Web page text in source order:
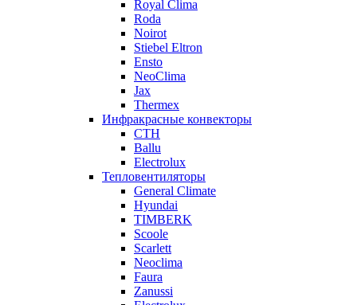
Royal Clima
Roda
Noirot
Stiebel Eltron
Ensto
NeoClima
Jax
Thermex
Инфракрасные конвекторы
CTH
Ballu
Electrolux
Тепловентиляторы
General Climate
Hyundai
TIMBERK
Scoole
Scarlett
Neoclima
Faura
Zanussi